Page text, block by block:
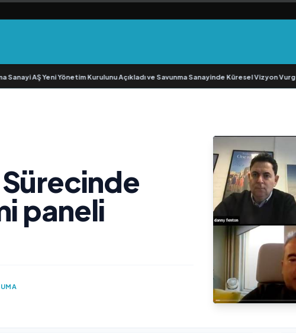
AŞ Yeni Yönetim Kurulunu Açıkladı ve Savunma Sanayinde Küresel Vizyon Vurgusu•
Sürecinde
paneli